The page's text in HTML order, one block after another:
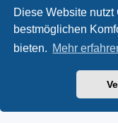
Diese Website
bestmöglichen
bieten. Mehr